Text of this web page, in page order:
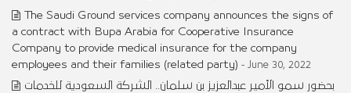
The Saudi Ground services company announces the signs of
a contract with Bupa Arabia for Cooperative Insurance
Company to provide medical insurance for the company
employees and their families (related party) - June 30, 2022
بحضور سمو الأمير عبدالعزيز بن سلمان.. الشركة السعودية للخدمات